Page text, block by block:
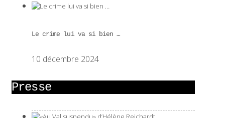
Le crime lui va si bien …
10 décembre 2024
Presse